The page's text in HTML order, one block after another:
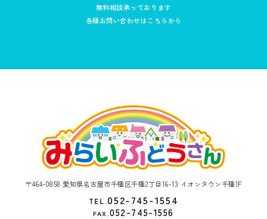
無料相談承っております
各種お問い合わせはこちらから
〒464-0858 愛知県名古屋市千種区千種2丁目16-13 イオンタウン千種1F
TEL.052-745-1554
FAX.052-745-1556